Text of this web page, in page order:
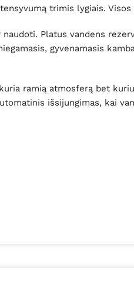
trimis lygiais.
Platus vandens
gyvenamasis
ramią atmosferą bet
išsijungimas, kai